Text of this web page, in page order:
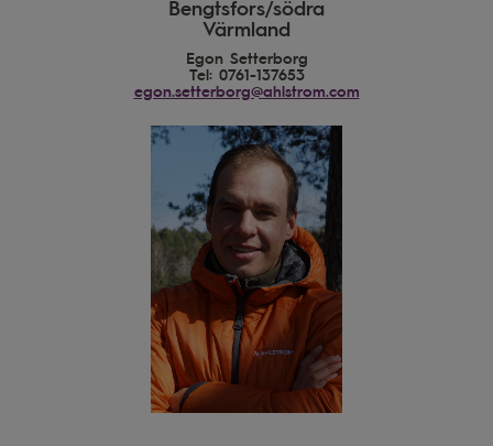
Bengtsfors/södra
Värmland
Egon Setterborg
Tel: 0761-137653
egon.setterborg@ahlstrom.com